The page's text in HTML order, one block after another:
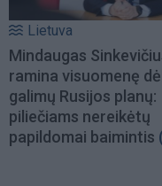
Lietuva
Mindaugas
ramina visuomenę dėl
galimų Rusijos planų:
piliečiams nereikėtų
papildomai baimintis